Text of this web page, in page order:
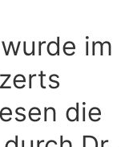
im
die